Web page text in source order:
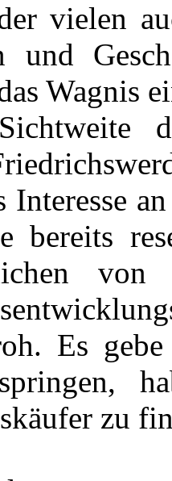
vielen
und
Wagnis
Interesse
bereits
Es
zu